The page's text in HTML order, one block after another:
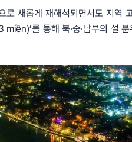
새롭게 재해석되면서도 지역
를 통해 북·중·남부의 설